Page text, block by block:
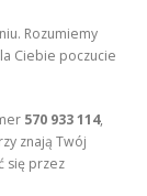
Rozumiemy
Ciebie poczucie
570 933 114,
znają Twój
się przez